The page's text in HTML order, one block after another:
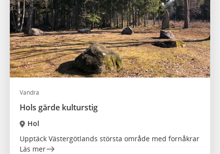
Vandra
Hols gärde kulturstig
Hol
Upptäck Västergötlands största område med fornåkrar
Läs mer